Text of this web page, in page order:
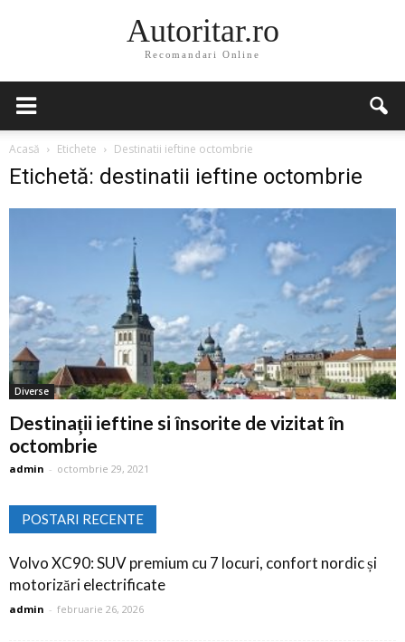
Autoritar.ro
Recomandari Online
Acasă Etichete Destinatii ieftine octombrie
Etichetă: destinatii ieftine octombrie
Diverse
Destinații ieftine si însorite de vizitat în
octombrie
admin - octombrie 29, 2021
POSTARI RECENTE
Volvo XC90: SUV premium cu 7 locuri, confort nordic și
motorizări electrificate
admin - februarie 26, 2026